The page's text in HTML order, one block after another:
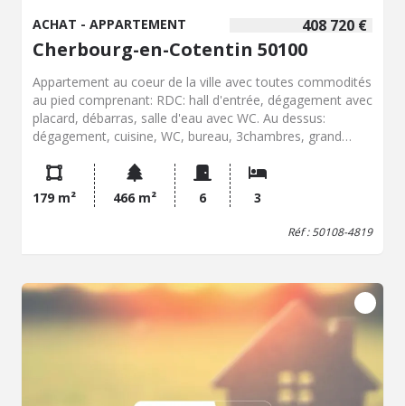
408 720 €
ACHAT - APPARTEMENT
Cherbourg-en-Cotentin 50100
Appartement au coeur de la ville avec toutes commodités
au pied comprenant: RDC: hall d'entrée, dégagement avec
placard, débarras, salle d'eau avec WC. Au dessus:
dégagement, cuisine, WC, bureau, 3chambres, grand
179 m² 466 m² 6 3
Réf : 50108-4819